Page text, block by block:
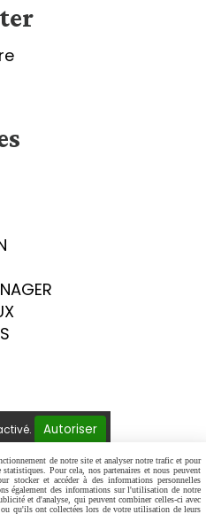
Autoriser
générales de vente
Gestion cookies
de notre site et analyser notre trafic et pour
Pour cela, nos partenaires et nous peuvent
stocker et accéder à des informations personnelles
également des informations sur l'utilisation de notre
et d'analyse, qui peuvent combiner celles-ci avec
qu'ils ont collectées lors de votre utilisation de leurs